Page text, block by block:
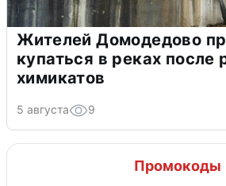
Жителей Домодедово
купаться в реках после
химикатов
5 августа 9
Промокоды